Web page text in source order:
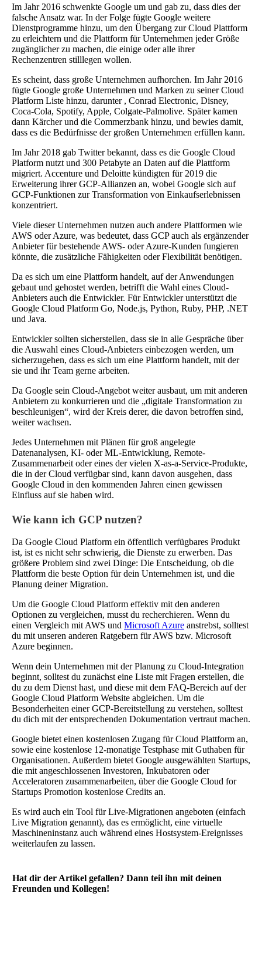
Im Jahr 2016 schwenkte Google um und gab zu, dass dies der
falsche Ansatz war. In der Folge fügte Google weitere
Dienstprogramme hinzu, um den Übergang zur Cloud Plattform
zu erleichtern und die Plattform für Unternehmen jeder Größe
zugänglicher zu machen, die einige oder alle ihrer
Rechenzentren stilllegen wollen.
Es scheint, dass große Unternehmen aufhorchen. Im Jahr 2016
fügte Google große Unternehmen und Marken zu seiner Cloud
Platform Liste hinzu, darunter , Conrad Electronic, Disney,
Coca-Cola, Spotify, Apple, Colgate-Palmolive. Später kamen
dann Kärcher und die Commerzbank hinzu, und bewies damit,
dass es die Bedürfnisse der großen Unternehmen erfüllen kann.
Im Jahr 2018 gab Twitter bekannt, dass es die Google Cloud
Platform nutzt und 300 Petabyte an Daten auf die Plattform
migriert. Accenture und Deloitte kündigten für 2019 die
Erweiterung ihrer GCP-Allianzen an, wobei Google sich auf
GCP-Funktionen zur Transformation von Einkaufserlebnissen
konzentriert.
Viele dieser Unternehmen nutzen auch andere Plattformen wie
AWS oder Azure, was bedeutet, dass GCP auch als ergänzender
Anbieter für bestehende AWS- oder Azure-Kunden fungieren
könnte, die zusätzliche Fähigkeiten oder Flexibilität benötigen.
Da es sich um eine Plattform handelt, auf der Anwendungen
gebaut und gehostet werden, betrifft die Wahl eines Cloud-
Anbieters auch die Entwickler. Für Entwickler unterstützt die
Google Cloud Platform Go, Node.js, Python, Ruby, PHP, .NET
und Java.
Entwickler sollten sicherstellen, dass sie in alle Gespräche über
die Auswahl eines Cloud-Anbieters einbezogen werden, um
sicherzugehen, dass es sich um eine Plattform handelt, mit der
sie und ihr Team gerne arbeiten.
Da Google sein Cloud-Angebot weiter ausbaut, um mit anderen
Anbietern zu konkurrieren und die „digitale Transformation zu
beschleunigen“, wird der Kreis derer, die davon betroffen sind,
weiter wachsen.
Jedes Unternehmen mit Plänen für groß angelegte
Datenanalysen, KI- oder ML-Entwicklung, Remote-
Zusammenarbeit oder eines der vielen X-as-a-Service-Produkte,
die in der Cloud verfügbar sind, kann davon ausgehen, dass
Google Cloud in den kommenden Jahren einen gewissen
Einfluss auf sie haben wird.
Wie kann ich GCP nutzen?
Da Google Cloud Platform ein öffentlich verfügbares Produkt
ist, ist es nicht sehr schwierig, die Dienste zu erwerben. Das
größere Problem sind zwei Dinge: Die Entscheidung, ob die
Plattform die beste Option für dein Unternehmen ist, und die
Planung deiner Migration.
Um die Google Cloud Platform effektiv mit den anderen
Optionen zu vergleichen, musst du recherchieren. Wenn du
einen Vergleich mit AWS und Microsoft Azure anstrebst, solltest
du mit unseren anderen Ratgebern für AWS bzw. Microsoft
Azure beginnen.
Wenn dein Unternehmen mit der Planung zu Cloud-Integration
beginnt, solltest du zunächst eine Liste mit Fragen erstellen, die
du zu dem Dienst hast, und diese mit dem FAQ-Bereich auf der
Google Cloud Platform Website abgleichen. Um die
Besonderheiten einer GCP-Bereitstellung zu verstehen, solltest
du dich mit der entsprechenden Dokumentation vertraut machen.
Google bietet einen kostenlosen Zugang für Cloud Plattform an,
sowie eine kostenlose 12-monatige Testphase mit Guthaben für
Organisationen. Außerdem bietet Google ausgewählten Startups,
die mit angeschlossenen Investoren, Inkubatoren oder
Acceleratoren zusammenarbeiten, über die Google Cloud for
Startups Promotion kostenlose Credits an.
Es wird auch ein Tool für Live-Migrationen angeboten (einfach
Live Migration genannt), das es ermöglicht, eine virtuelle
Maschineninstanz auch während eines Hostsystem-Ereignisses
weiterlaufen zu lassen.
Hat dir der Artikel gefallen? Dann teil ihn mit deinen
Freunden und Kollegen!